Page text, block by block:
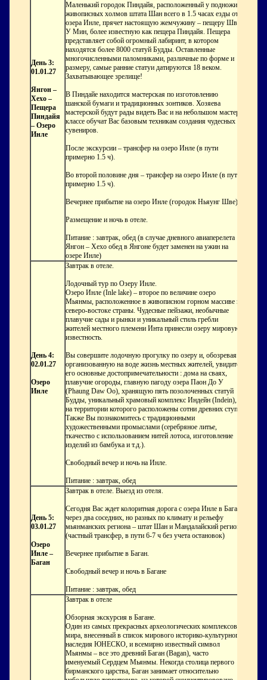
День 3:
01.01.27
Янгон –
Хехо –
Пещера
Пиндайя
– Озеро
Инле
Маленький городок Пиндайя, расположенный у подножия
живописных холмов штата Шан всего в 1.5 часах езды от
озера Инле, прячет настоящую жемчужину – пещеру Шве
У Мин, более известную как пещера Пиндайя. Пещера
представляет собой огромный лабиринт, в котором
находятся более 8000 статуй Будды. Оставленные
многочисленными паломниками, различные по форме и
размеру, самые ранние статуи датируются 18 веком.
Захватывающее зрелище!
В Пиндайе находится мастерская по изготовлению
шанской бумаги и традиционных зонтиков. Хозяева
мастерской будут рады видеть Вас и на небольшом мастер-
классе обучат Вас базовым техникам создания чудесных
сувениров.
После экскурсии – трансфер на озеро Инле (в пути
примерно 1.5 ч).
Во второй половине дня – трансфер на озеро Инле (в пути
примерно 1.5 ч).
Вечернее прибытие на озеро Инле (городок Ньяунг Шве).
Размещение и ночь в отеле.
Питание : завтрак, обед (в случае дневного авиаперелета
Янгон – Хехо обед в Янгоне будет заменен на ужин на
озере Инле)
День 4:
02.01.27
Озеро
Инле
Завтрак в отеле.
Лодочный тур по Озеру Инле.
Озеро Инле (Inle lake) – второе по величине озеро
Мьянмы, расположенное в живописном горном массиве на
северо-востоке страны. Чудесные пейзажи, необычные
плавучие сады и рынки и уникальный стиль гребли
жителей местного племени Инта принесли озеру мировую
известность.
Вы совершите лодочную прогулку по озеру и, обозревая
организованную на воде жизнь местных жителей, увидите
его основные достопримечательности : дома на сваях,
плавучие огороды, главную пагоду озера Паон До У
(Phaung Daw Oo), хранящую пять позолоченных статуй
Будды, уникальный храмовый комплекс Индейн (Indein),
на территории которого расположены сотни древних ступ.
Также Вы познакомитесь с традиционными
художественными промыслами (серебряное литье,
ткачество с использованием нитей лотоса, изготовление
изделий из бамбука и т.д.).
Свободный вечер и ночь на Инле.
Питание : завтрак, обед
День 5:
03.01.27
Озеро
Инле –
Баган
Завтрак в отеле. Выезд из отеля.
Сегодня Вас ждет колоритная дорога с озера Инле в Баган
через два соседних, но разных по климату и рельефу
мьянманских региона – штат Шан и Мандалайский регион
(частный трансфер, в пути 6-7 ч без учета остановок)
Вечернее прибытие в Баган.
Свободный вечер и ночь в Багане
Питание : завтрак, обед
Завтрак в отеле
Обзорная экскурсия в Багане.
Один из самых прекрасных археологических комплексов
мира, внесенный в список мирового историко-культурного
наследия ЮНЕСКО, и всемирно известный символ
Мьянмы – все это древний Баган (Bagan), часто
именуемый Сердцем Мьянмы. Некогда столица первого
бирманского царства, Баган занимает относительно